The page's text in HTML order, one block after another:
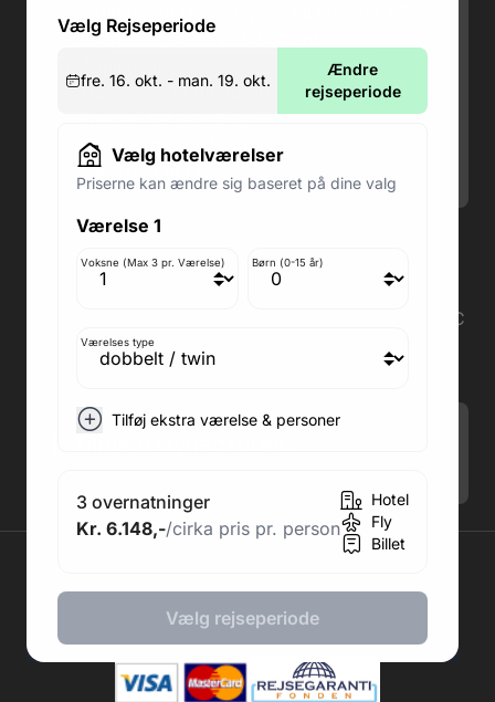
Vælg Rejseperiode
fre. 16. okt. - man. 19. okt.
Ændre
rejseperiode
Vælg hotelværelser
Priserne kan ændre sig baseret på dine valg
Værelse 1
Voksne (Max 3 pr. Værelse) Børn (0-15 år)
Værelses type
Tilføj ekstra værelse & personer
3 overnatninger
Kr. 6.148,-/cirka pris pr. person
Hotel
Fly
Billet
Vælg rejseperiode
Akuttelefon under rejsen: Nummeret står i
bunden af dit rejsedokument
Man-Ons: 09.00-18.00
Lørdag: 09.00-12.00
Søndag: Lukket
Adresse butik: Fodboldpakker ApS Rosendal 1C
2860 Søborg
Medlem af rejsegarantifonden: 3350
Adresse kontor: Fodboldpakker ApS Rosendal 1C
2860 Søborg
CVR: 41967218